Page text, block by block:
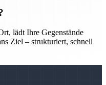
lädt Ihre Gegenstände
Ziel – strukturiert, schnell